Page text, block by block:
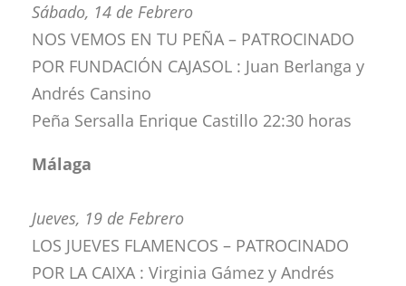
Sábado, 14 de Febrero
NOS VEMOS EN TU PEÑA – PATROCINADO
POR FUNDACIÓN CAJASOL : Juan Berlanga y
Andrés Cansino
Peña Sersalla Enrique Castillo 22:30 horas
Málaga
Jueves, 19 de Febrero
LOS JUEVES FLAMENCOS – PATROCINADO
POR LA CAIXA : Virginia Gámez y Andrés